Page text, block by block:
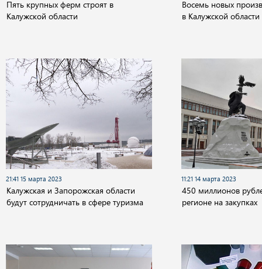
Пять крупных ферм строят в
Калужской области
Восемь новых
в Калужской
21:41 15 марта 2023
Калужская и Запорожская области
будут сотрудничать в сфере туризма
11:21 14 марта 2023
450 миллионов
регионе на закупках